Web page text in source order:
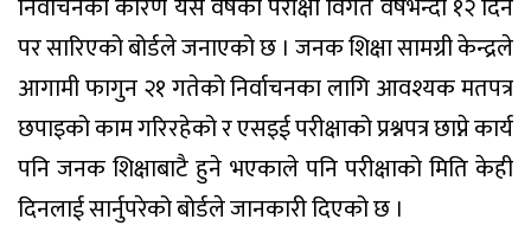
निर्वाचनका कारण यस वर्षको परीक्षा विगत वर्षभन्दा १२ दिन
पर सारिएको बोर्डले जनाएको छ । जनक शिक्षा सामग्री केन्द्रले
आगामी फागुन २१ गतेको निर्वाचनका लागि आवश्यक मतपत्र
छपाइको काम गरिरहेको र एसइई परीक्षाको प्रश्नपत्र छाप्ने कार्य
पनि जनक शिक्षाबाटै हुने भएकाले पनि परीक्षाको मिति केही
दिनलाई सार्नुपरेको बोर्डले जानकारी दिएको छ ।